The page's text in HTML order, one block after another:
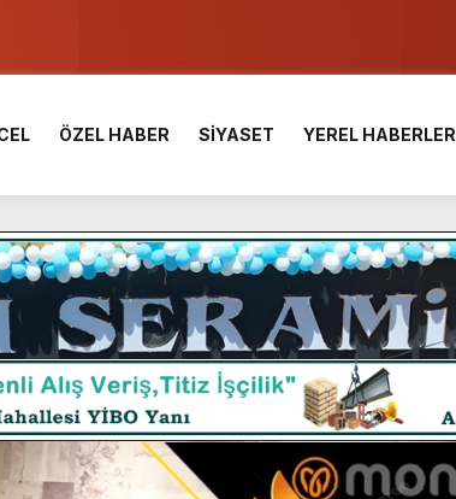
görev değişimi!
başvurularında son gün 7 Ağustos.
güçlenerek ilerliyor.
ÖZEL HABER SİYASET YEREL HABERLER